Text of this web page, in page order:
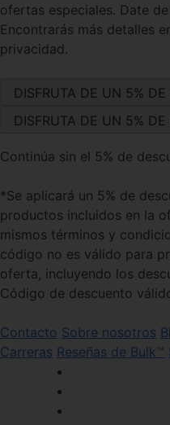
ofertas especiales. Date
Encontrarás más detalles
privacidad.
Continúa sin el 5% de
*Se aplicará un 5% de
productos incluidos en la
mismos términos y
código no es válido para
oferta, incluyendo los
Código de descuento
Contacto Sobre nosotros
Carreras Reseñas de Bulk™